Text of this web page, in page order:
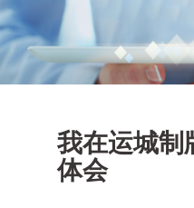
我在运城制
体会